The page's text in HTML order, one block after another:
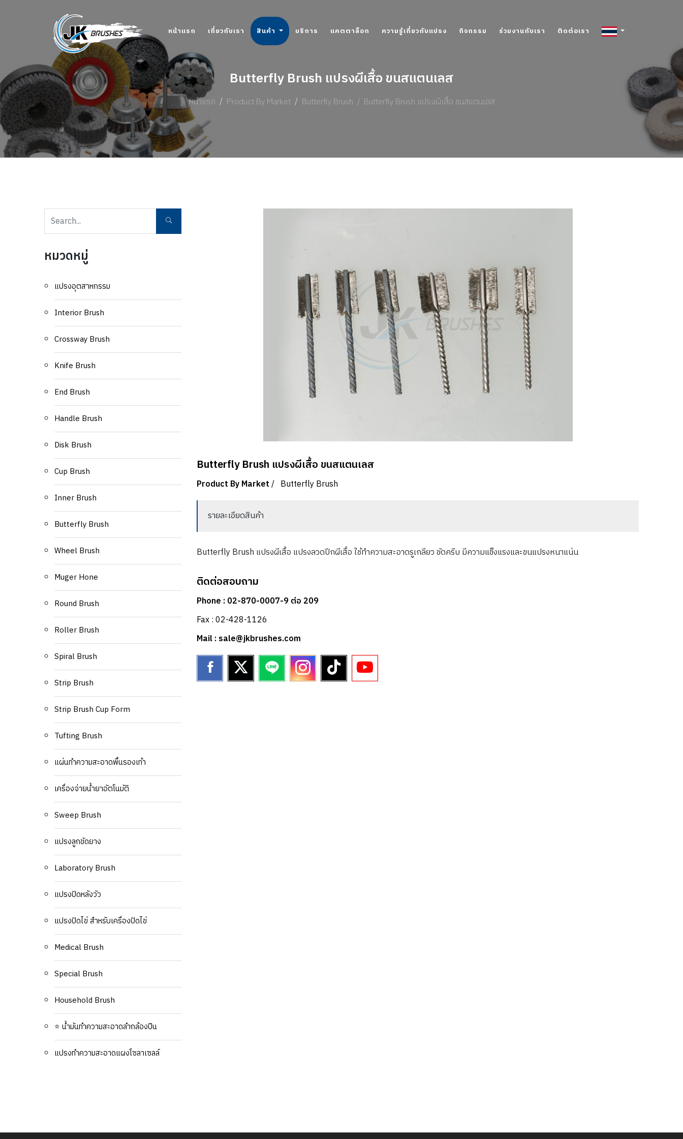
หน้าแรก เกี่ยวกับเรา สินค้า บริการ แคตตาล็อก ความรู้เกี่ยวกับแปรง กิจกรรม ร่วมงานกับเรา ติดต่อเรา
Butterfly Brush แปรงผีเสื้อ ขนสแตนเลส
หน้าแรก Product By Market Butterfly Brush Butterfly Brush แปรงผีเสื้อ ขนสแตนเลส
หมวดหมู่
แปรงอุตสาหกรรม
Interior Brush
Crossway Brush
Knife Brush
End Brush
Handle Brush
Disk Brush
Cup Brush
Inner Brush
Butterfly Brush
Wheel Brush
Muger Hone
Round Brush
Roller Brush
Spiral Brush
Strip Brush
Strip Brush Cup Form
Tufting Brush
แผ่นทำความสะอาดพื้นรองเท้า
เครื่องจ่ายน้ำยาอัตโนมัติ
Sweep Brush
แปรงลูกขัดยาง
Laboratory Brush
แปรงปัดหลังวัว
แปรงปัดไข่ สำหรับเครื่องปัดไข่
Medical Brush
Special Brush
Household Brush
⭐ น้ำมันทำความสะอาดลำกล้องปืน
แปรงทำความสะอาดแผงโซลาเซลล์
Butterfly Brush แปรงผีเสื้อ ขนสแตนเลส
Product By Market/ Butterfly Brush
รายละเอียดสินค้า
Butterfly Brush แปรงผีเสื้อ แปรงลวดปีกผีเสื้อ ใช้ทำความสะอาดรูเกลียว ขัดครีบ มีความแข็งแรงและขนแปรงหนาแน่น
ติดต่อสอบถาม
Phone : 02-870-0007-9 ต่อ 209
Fax : 02-428-1126
Mail : sale@jkbrushes.com